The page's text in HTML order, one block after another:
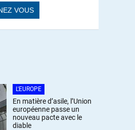
L'EUROPE
En matière d’asile, l’Union
européenne passe un
nouveau pacte avec le
diable